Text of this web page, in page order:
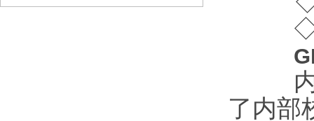
◇
了内部